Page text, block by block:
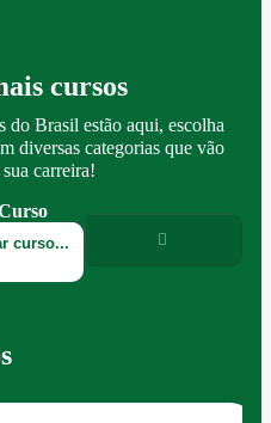
cursos
do Brasil estão aqui, escolha
diversas categorias que vão
carreira!